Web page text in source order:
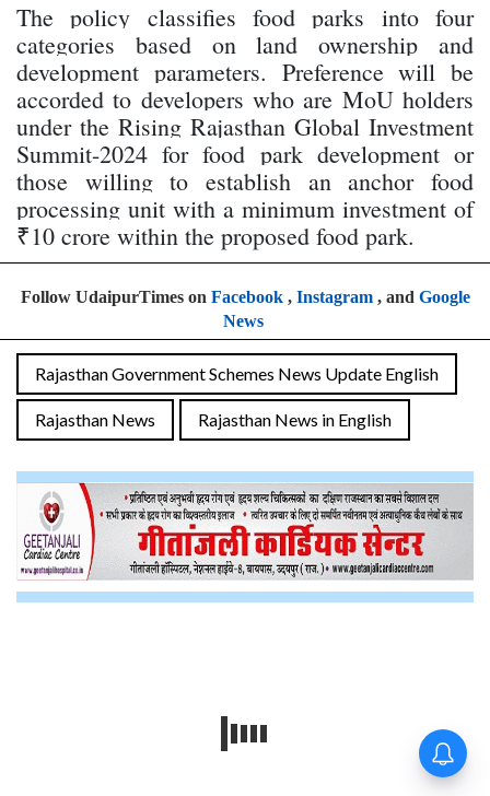
The policy classifies food parks into four
categories based on land ownership and
development parameters. Preference will be
accorded to developers who are MoU holders
under the Rising Rajasthan Global Investment
Summit-2024 for food park development or
those willing to establish an anchor food
processing unit with a minimum investment of
₹10 crore within the proposed food park.
Follow UdaipurTimes on Facebook, Instagram, and Google
News
Rajasthan Government Schemes News Update English
Rajasthan News Rajasthan News in English